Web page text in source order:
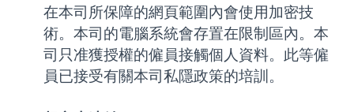
在本司所保障的網頁範圍內會使用加密技
術。本司的電腦系統會存置在限制區內。本
司只准獲授權的僱員接觸個人資料。此等僱
員已接受有關本司私隱政策的培訓。